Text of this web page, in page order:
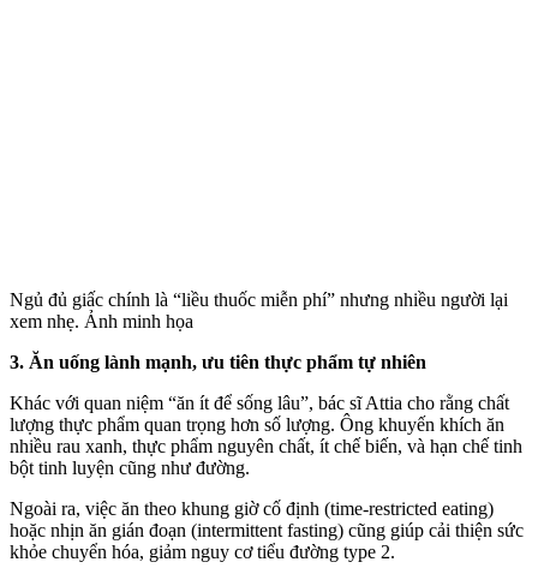
Ngủ đủ giấc chính là “liều thuốc miễn phí” nhưng nhiều người lại
xem nhẹ. Ảnh minh họa
3. Ăn uống lành mạnh, ưu tiên thực phẩm tự nhiên
Khác với quan niệm “ăn ít để sống lâu”, bác sĩ Attia cho rằng chất
lượng thực phẩm quan trọng hơn số lượng. Ông khuyến khích ăn
nhiều rau xanh, thực phẩm nguyên chất, ít chế biến, và hạn chế tinh
bột tinh luyện cũng như đường.
Ngoài ra, việc ăn theo khung giờ cố định (time-restricted eating)
hoặc nhịn ăn gián đoạn (intermittent fasting) cũng giúp cải thiện sức
khỏe chuyển hóa, giảm nguy cơ tiểu đường type 2.